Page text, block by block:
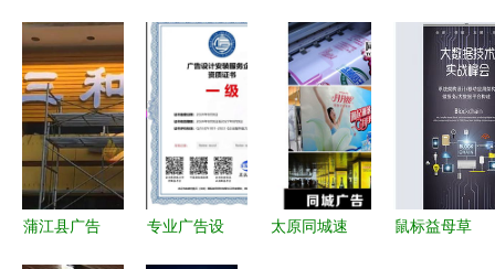
从创意到落
地的全方位
服务指南
计与安装，
助力品牌高
效落地
计的全方位
服务指南
制作门头招
牌工程安装
施工价格分
析
蒲江县广告
专业广告设
太原同城速
鼠标益母草